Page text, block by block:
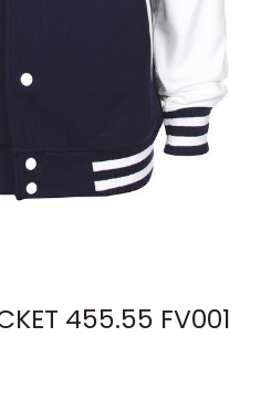
455.55 FV001